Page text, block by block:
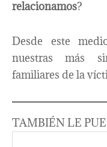
relacionamos?
Desde este
nuestras más
familiares de la
TAMBIÉN LE